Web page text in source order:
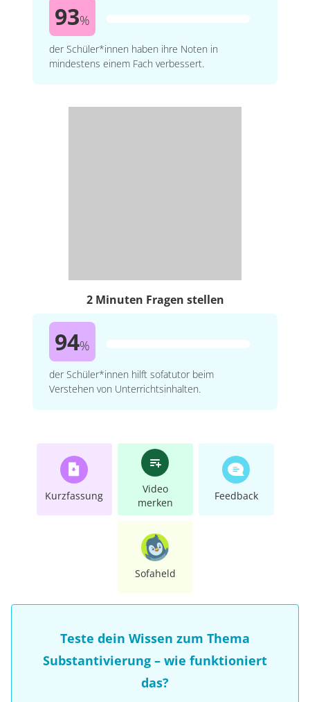
93%
der Schüler*innen haben ihre Noten in
mindestens einem Fach verbessert.
2 Minuten Fragen stellen
94%
der Schüler*innen hilft sofatutor beim
Verstehen von Unterrichtsinhalten.
Kurzfassung
Video
merken
Feedback
Sofaheld
Teste dein Wissen zum Thema
Substantivierung – wie funktioniert
das?